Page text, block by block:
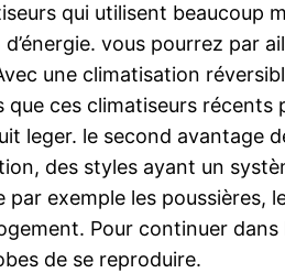
qui utilisent beaucoup
vous pourrez par
une climatisation
que ces climatiseurs
leger. le second avantage
des styles ayant un
exemple les poussières,
Pour continuer dans
de se reproduire.